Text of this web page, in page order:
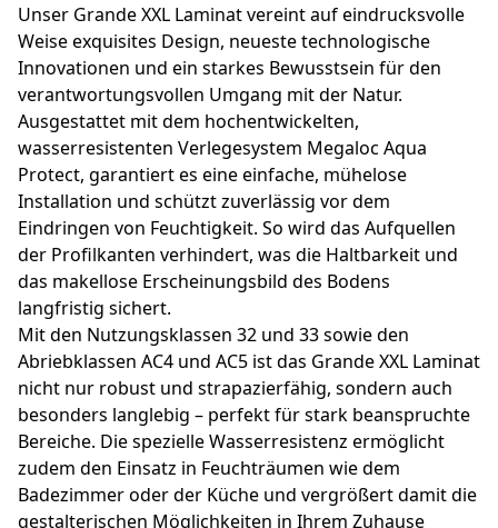
Unser Grande XXL Laminat vereint auf eindrucksvolle
Weise exquisites Design, neueste technologische
Innovationen und ein starkes Bewusstsein für den
verantwortungsvollen Umgang mit der Natur.
Ausgestattet mit dem hochentwickelten,
wasserresistenten Verlegesystem Megaloc Aqua
Protect, garantiert es eine einfache, mühelose
Installation und schützt zuverlässig vor dem
Eindringen von Feuchtigkeit. So wird das Aufquellen
der Profilkanten verhindert, was die Haltbarkeit und
das makellose Erscheinungsbild des Bodens
langfristig sichert.
Mit den Nutzungsklassen 32 und 33 sowie den
Abriebklassen AC4 und AC5 ist das Grande XXL Laminat
nicht nur robust und strapazierfähig, sondern auch
besonders langlebig – perfekt für stark beanspruchte
Bereiche. Die spezielle Wasserresistenz ermöglicht
zudem den Einsatz in Feuchträumen wie dem
Badezimmer oder der Küche und vergrößert damit die
gestalterischen Möglichkeiten in Ihrem Zuhause